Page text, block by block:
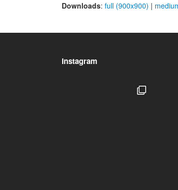
Downloads: full (900x900) |
Instagram